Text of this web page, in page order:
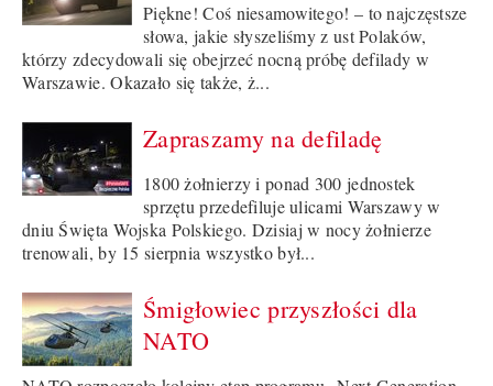
Piękne! Coś niesamowitego! – to najczęstsze
słowa, jakie słyszeliśmy z ust Polaków,
którzy zdecydowali się obejrzeć nocną próbę defilady w
Warszawie. Okazało się także, ż...
Zapraszamy na defiladę
1800 żołnierzy i ponad 300 jednostek
sprzętu przedefiluje ulicami Warszawy w
dniu Święta Wojska Polskiego. Dzisiaj w nocy żołnierze
trenowali, by 15 sierpnia wszystko był...
Śmigłowiec przyszłości dla
NATO